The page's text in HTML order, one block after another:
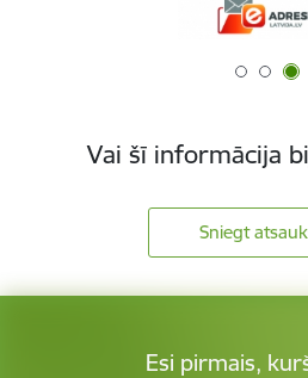
Vai šī informācija
Sniegt
Esi pirmais,